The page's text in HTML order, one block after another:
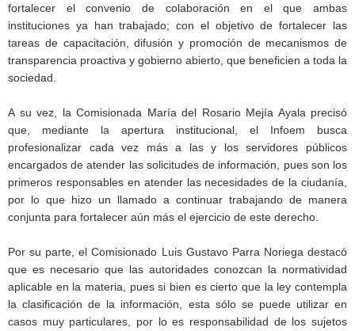
fortalecer el convenio de colaboración en el que ambas
instituciones ya han trabajado; con el objetivo de fortalecer las
tareas de capacitación, difusión y promoción de mecanismos de
transparencia proactiva y gobierno abierto, que beneficien a toda la
sociedad.
A su vez, la Comisionada María del Rosario Mejía Ayala precisó
que, mediante la apertura institucional, el Infoem busca
profesionalizar cada vez más a las y los servidores públicos
encargados de atender las solicitudes de información, pues son los
primeros responsables en atender las necesidades de la ciudanía,
por lo que hizo un llamado a continuar trabajando de manera
conjunta para fortalecer aún más el ejercicio de este derecho.
Por su parte, el Comisionado Luis Gustavo Parra Noriega destacó
que es necesario que las autoridades conozcan la normatividad
aplicable en la materia, pues si bien es cierto que la ley contempla
la clasificación de la información, esta sólo se puede utilizar en
casos muy particulares, por lo es responsabilidad de los sujetos